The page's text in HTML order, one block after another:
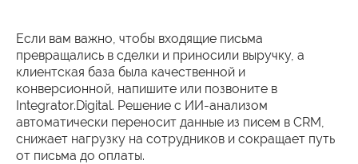
Если вам важно, чтобы входящие письма
превращались в сделки и приносили выручку, а
клиентская база была качественной и
конверсионной, напишите или позвоните в
Integrator.Digital. Решение с ИИ-анализом
автоматически переносит данные из писем в CRM,
снижает нагрузку на сотрудников и сокращает путь
от письма до оплаты.